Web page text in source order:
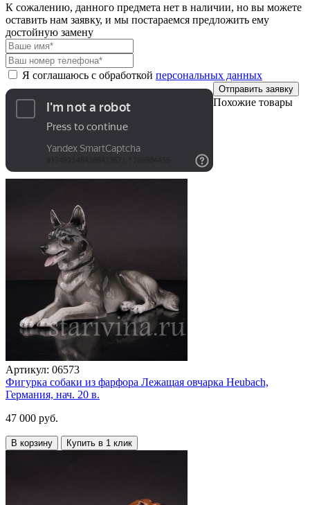
К сожалению, данного предмета нет в наличии, но вы можете
оставить нам заявку, и мы постараемся предложить ему
достойную замену
Я соглашаюсь с обработкой персональных данных
Отправить заявку
Похожие товары
Артикул: 06573
Фигурка собаки из фарфора Лежащая овчарка Heubach,
Германия, нач. 20 в.
47 000 руб.
В корзину Купить в 1 клик